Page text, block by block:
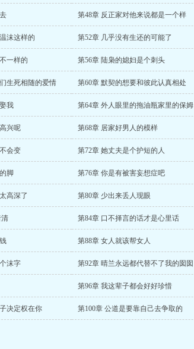
第48章 反正家对他来说都是一个样
沫这样的 第52章 几乎没有生还的可能了
一样的 第56章 陆枭的媳妇是个刺头
生死相随的爱情 第60章 默契的想要和彼此认真相处
我 第64章 外人眼里的拖油瓶家里的保姆
兴呢 第68章 居家好男人的模样
会变 第72章 她丈夫是个护短的人
脚 第76章 你是有被害妄想症吧
高深了 第80章 少出来丢人现眼
清 第84章 口不择言的话才是心里话
第88章 女人就该帮女人
沫字 第92章 晴兰永远都代替不了我的囡囡
第96章 我这辈子都会好好珍惜
决定权在你 第100章 公道是要靠自己去争取的